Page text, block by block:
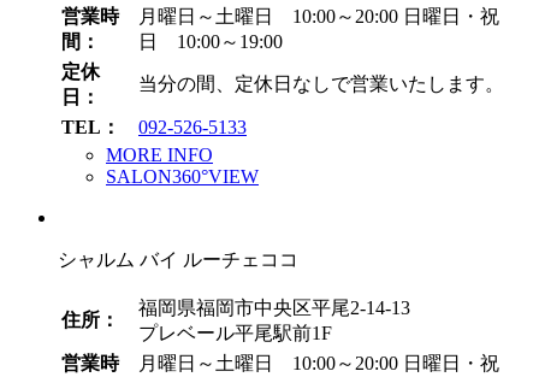
営業時
間：
月曜日～土曜日 10:00～20:00 日曜日・祝
日 10:00～19:00
定休
日：
当分の間、定休日なしで営業いたします。
TEL：
092-526-5133
MORE INFO
SALON360°VIEW
シャルム バイ ルーチェココ
住所：
福岡県福岡市中央区平尾2-14-13
プレベール平尾駅前1F
営業時
月曜日～土曜日 10:00～20:00 日曜日・祝